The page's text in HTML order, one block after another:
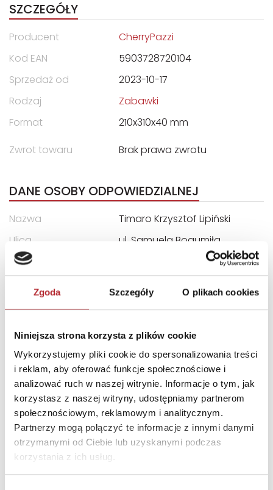
Zgoda Szczegóły O plikach cookies
Niniejsza strona korzysta z plików cookie
Wykorzystujemy pliki cookie do spersonalizowania treści
i reklam, aby oferować funkcje społecznościowe i
analizować ruch w naszej witrynie. Informacje o tym, jak
korzystasz z naszej witryny, udostępniamy partnerom
społecznościowym, reklamowym i analitycznym.
Partnerzy mogą połączyć te informacje z innymi danymi
otrzymanymi od Ciebie lub uzyskanymi podczas
korzystania z ich usług.
SZCZEGÓŁY
Producent
CherryPazzi
Kod EAN
5903728720104
Sprzedaż od
2023-10-17
Rodzaj
Zabawki
Format
210x310x40 mm
Zwrot towaru
Brak prawa zwrotu
DANE OSOBY ODPOWIEDZIALNEJ
Nazwa
Timaro Krzysztof Lipiński
Ulica
ul. Samuela Bogumiła
Kod pocztowy
30-148
Miasto
Kraków
INNI KLIENCI KUPOWALI